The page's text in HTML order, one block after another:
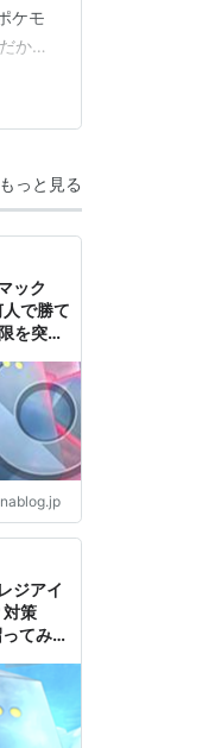
ケモ
かた
定
もっと見る
ック
で勝て
を突破
・
ジアイ
対策
てみ